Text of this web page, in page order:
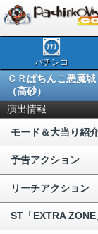
パチンコ
ＣＲぱちんこ悪魔
（高砂）
演出情報
モード＆大当り紹
予告アクション
リーチアクション
ST「EXTRA ZONE